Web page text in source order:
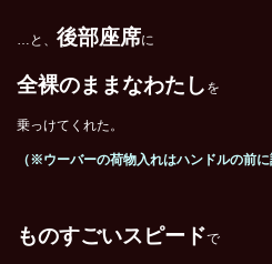
…と、 後部座席に
全裸のままなわたし を
乗っけてくれた。
（※ウーバーの荷物入れはハンドルの前に
ものすごいスピードで